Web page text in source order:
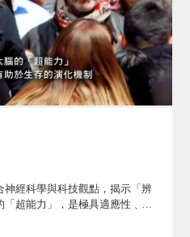
經科學與科技觀點，揭示「辨
超能力」，是極具適應性﹑有